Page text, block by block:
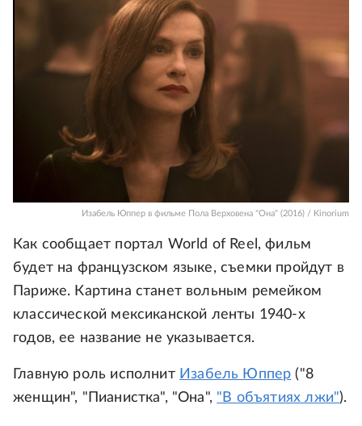
Изабель Юппер в фильме Пола Верховена "Она" (2016) / Kinorium
Как сообщает портал World of Reel, фильм
будет на французском языке, съемки пройдут в
Париже. Картина станет вольным ремейком
классической мексиканской ленты 1940-х
годов, ее название не указывается.
Главную роль исполнит Изабель Юппер ("8
женщин", "Пианистка", "Она", "В объятиях лжи").